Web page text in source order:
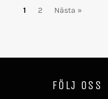
1 2 Nästa »
FÖLJ OSS